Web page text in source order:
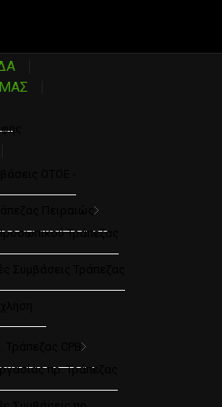
Πειραιώς
Τράπεζας
Συμβάσεις Τράπεζας
Τράπεζας CPB
πρ. Τράπεζας